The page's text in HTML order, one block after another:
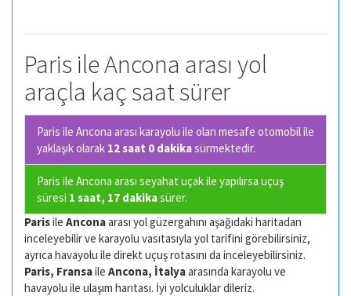
Paris ile Ancona arası yol
araçla kaç saat sürer
Paris ile Ancona arası karayolu ile olan mesafe otomobil ile
yaklaşık olarak 12 saat 0 dakikasürmektedir.
Paris ile Ancona arası seyahat uçak ile yapılırsa uçuş
süresi 1 saat, 17 dakikasürer.
Parisile Anconaarası yol güzergahını aşağıdaki haritadan
inceleyebilir ve karayolu vasıtasıyla yol tarifini görebilirsiniz,
ayrıca havayolu ile direkt uçuş rotasını da inceleyebilirsiniz.
Paris, Fransaile Ancona, İtalyaarasında karayolu ve
havayolu ile ulaşım harıtası. İyi yolculuklar dileriz.